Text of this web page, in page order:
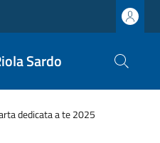
Sardo
dedicata a te 2025